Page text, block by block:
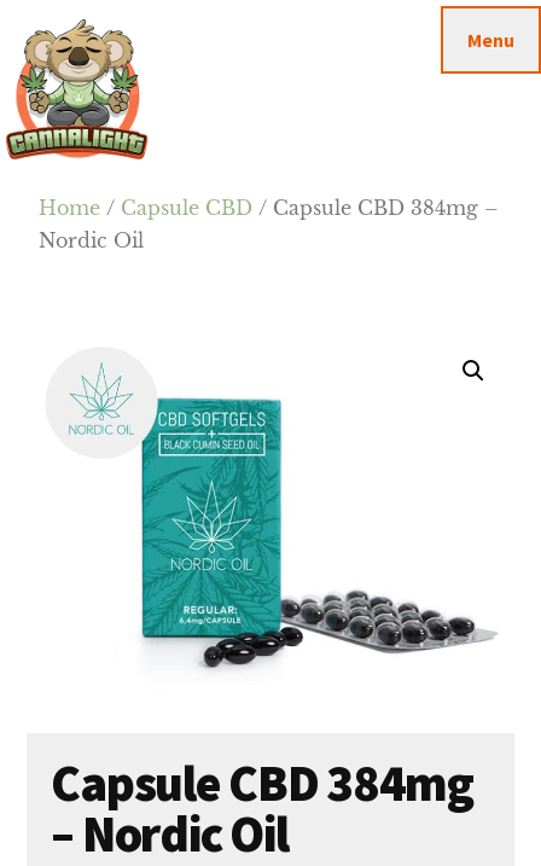
contenuto
principale
alla
barra
laterale
primaria
footer
Cannalight.it
Menu
Home / Capsule CBD / Capsule CBD 384mg –
Nordic Oil
Capsule CBD 384mg
– Nordic Oil